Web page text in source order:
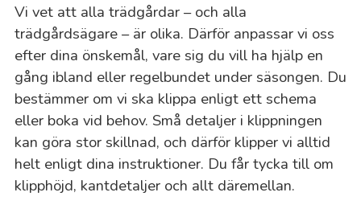
Vi vet att alla trädgårdar – och alla
trädgårdsägare – är olika. Därför anpassar vi oss
efter dina önskemål, vare sig du vill ha hjälp en
gång ibland eller regelbundet under säsongen. Du
bestämmer om vi ska klippa enligt ett schema
eller boka vid behov. Små detaljer i klippningen
kan göra stor skillnad, och därför klipper vi alltid
helt enligt dina instruktioner. Du får tycka till om
klipphöjd, kantdetaljer och allt däremellan.